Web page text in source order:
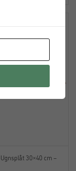
30×40 cm –